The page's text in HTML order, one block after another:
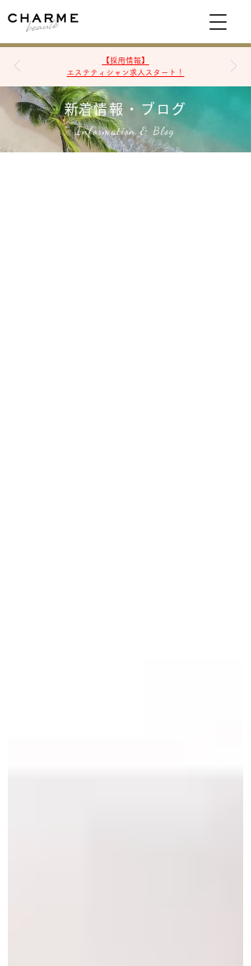
【採用情報】
エステティシャン求人スタート！
​新着情報・ブログ
Information & Blog